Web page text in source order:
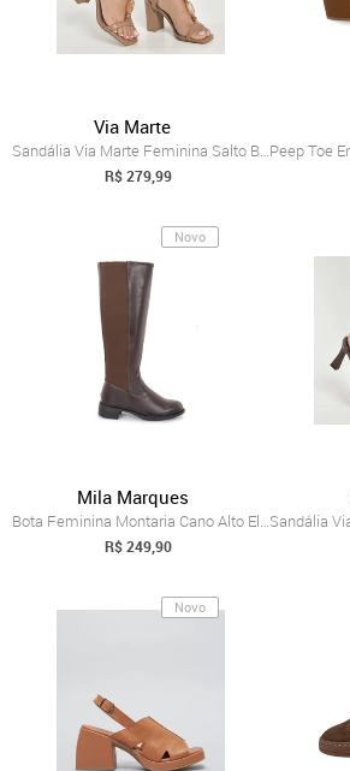
Via Marte
Sandália Via Marte Feminina Salto Bloco ...
R$ 279,99
Novo
Mila Marques
Bota Feminina Montaria Cano Alto Elegant...
R$ 249,90
Novo